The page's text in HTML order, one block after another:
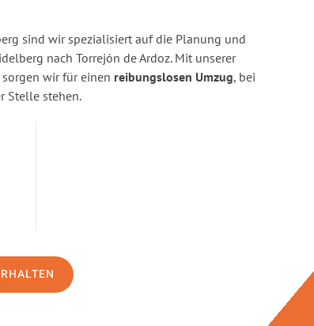
sind wir spezialisiert auf die Planung und
nach Torrejón de Ardoz. Mit unserer
wir für einen reibungslosen Umzug, bei
Stelle stehen.